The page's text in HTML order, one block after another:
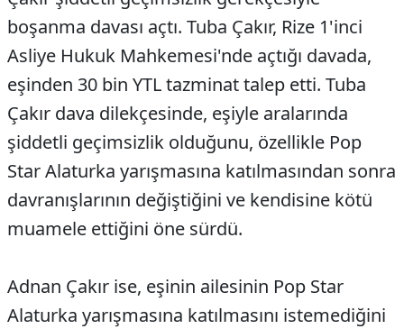
boşanma davası açtı. Tuba Çakır, Rize 1'inci
Asliye Hukuk Mahkemesi'nde açtığı davada,
eşinden 30 bin YTL tazminat talep etti. Tuba
Çakır dava dilekçesinde, eşiyle aralarında
şiddetli geçimsizlik olduğunu, özellikle Pop
Star Alaturka yarışmasına katılmasından sonra
davranışlarının değiştiğini ve kendisine kötü
muamele ettiğini öne sürdü.
Adnan Çakır ise, eşinin ailesinin Pop Star
Alaturka yarışmasına katılmasını istemediğini